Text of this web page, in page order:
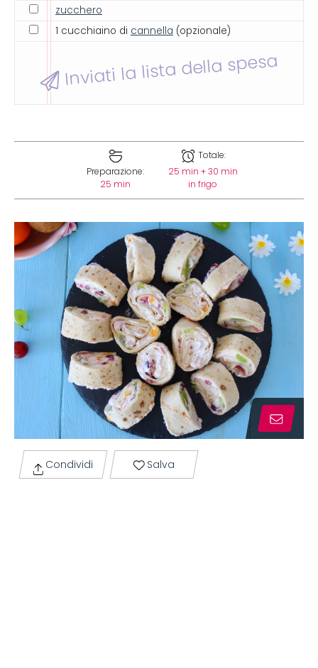
zucchero
1 cucchiaino di cannella (opzionale)
Inviati la lista della spesa
Preparazione:
25 min
Totale:
25 min + 30 min
in frigo
Condividi Salva